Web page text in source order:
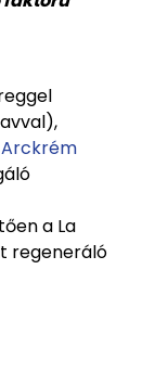
Arckrém
a La
regeneráló